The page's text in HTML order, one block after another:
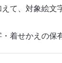
て、対象絵文
着せかえの保